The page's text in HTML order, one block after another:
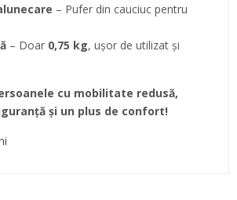
– Pufer din cauciuc pentru
– Doar 0,75 kg, ușor de utilizat și
cu mobilitate redusă,
și un plus de confort!